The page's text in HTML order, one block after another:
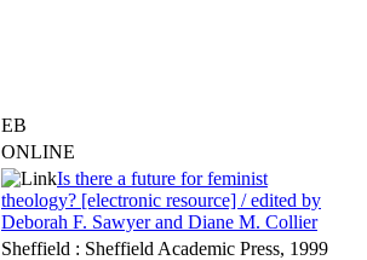
EB
ONLINE
Is there a future for feminist
theology? [electronic resource] / edited by
Deborah F. Sawyer and Diane M. Collier
Sheffield : Sheffield Academic Press, 1999